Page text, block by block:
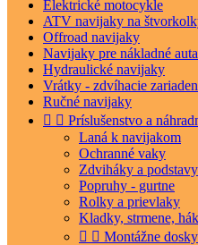
Elektrické motocykle
ATV navijaky na
Offroad navijaky
Navijaky pre nákladné auta
Hydraulické navijaky
Vrátky - zdvíhacie
Ručné navijaky
  Príslušenstvo a
Laná k navijakom
Ochranné vaky
Zdviháky a podstavy
Popruhy - gurtne
Rolky a prievlaky
Kladky, strmene,
  Montážne dosky